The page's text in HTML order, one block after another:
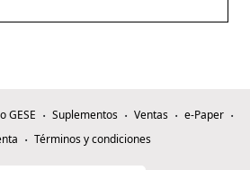
GESE Suplementos Ventas
e-Paper
Términos y condiciones